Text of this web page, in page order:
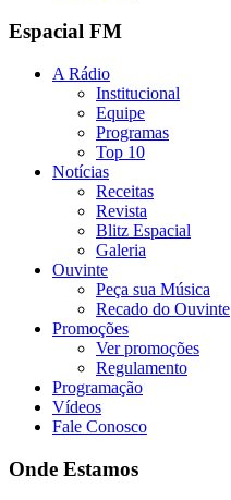
Espacial FM
A Rádio
Institucional
Equipe
Programas
Top 10
Notícias
Receitas
Revista
Blitz Espacial
Galeria
Ouvinte
Peça sua Música
Recado do Ouvinte
Promoções
Ver promoções
Regulamento
Programação
Vídeos
Fale Conosco
Onde Estamos